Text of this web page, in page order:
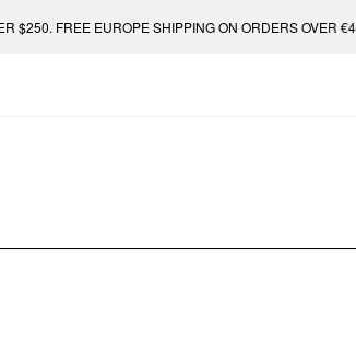
FREE EUROPE SHIPPING ON ORDERS OVER €400.